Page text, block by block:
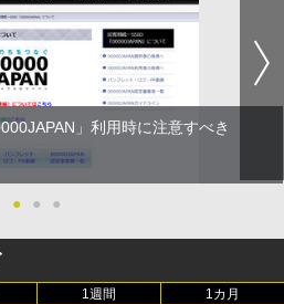
」利用時に注意すべき
● ● ●
1週間 1カ月